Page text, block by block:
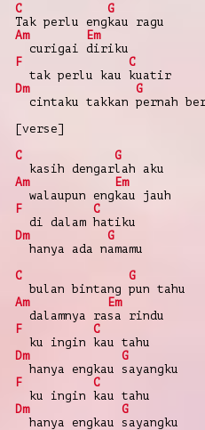
C
G
Tak perlu engkau ragu
Am
Em
curigai diriku
F
C
tak perlu kau kuatir
Dm
G
cintaku takkan pernah
[verse]
C
G
kasih dengarlah aku
Am
Em
walaupun engkau jauh
F
C
di dalam hatiku
Dm
G
hanya ada namamu
C
G
bulan bintang pun tahu
Am
Em
dalamnya rasa rindu
F
C
ku ingin kau tahu
Dm
G
hanya engkau sayangku
F
C
ku ingin kau tahu
Dm
G
hanya engkau sayangku